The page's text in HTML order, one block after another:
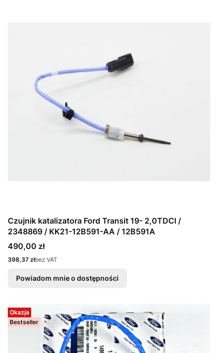
Czujnik katalizatora Ford Transit 19- 2,0TDCI /
2348869 / KK21-12B591-AA / 12B591A
Cena
490,00 zł
Cena
398,37 złbez VAT
Powiadom mnie o dostępności
Okazja
Bestseller